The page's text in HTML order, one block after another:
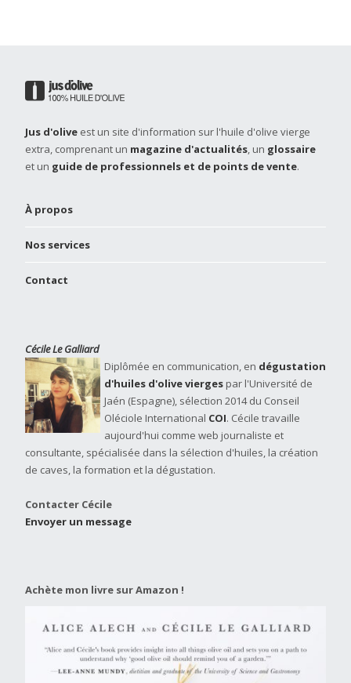
Jus d'olive est un site d'information sur l'huile d'olive vierge
extra, comprenant un magazine d'actualités, un glossaire
et un guide de professionnels et de points de vente.
À propos
Nos services
Contact
Cécile Le Galliard
Diplômée en communication, en dégustation
d'huiles d'olive vierges par l'Université de
Jaén (Espagne), sélection 2014 du Conseil
Oléciole International COI. Cécile travaille
aujourd'hui comme web journaliste et
consultante, spécialisée dans la sélection d'huiles, la création
de caves, la formation et la dégustation.
Contacter Cécile
Envoyer un message
Achète mon livre sur Amazon !